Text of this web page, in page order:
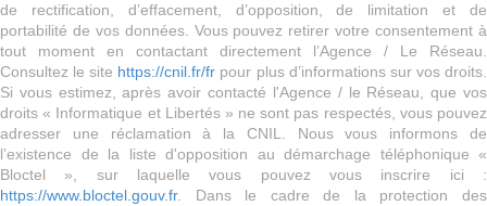
de rectification, d’effacement, d’opposition, de limitation et de
portabilité de vos données. Vous pouvez retirer votre consentement à
tout moment en contactant directement l’Agence / Le Réseau.
Consultez le site https://cnil.fr/fr pour plus d’informations sur vos droits.
Si vous estimez, après avoir contacté l'Agence / le Réseau, que vos
droits « Informatique et Libertés » ne sont pas respectés, vous pouvez
adresser une réclamation à la CNIL. Nous vous informons de
l’existence de la liste d'opposition au démarchage téléphonique «
Bloctel », sur laquelle vous pouvez vous inscrire ici :
https://www.bloctel.gouv.fr. Dans le cadre de la protection des